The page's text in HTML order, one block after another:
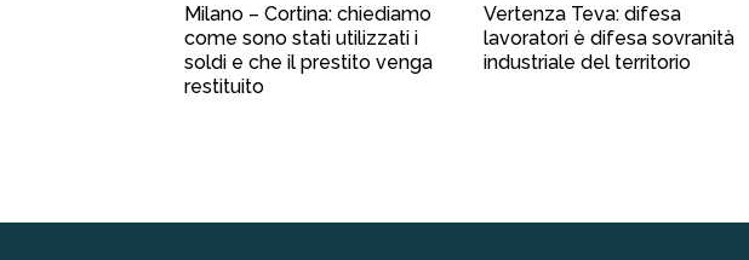
Milano – Cortina: chiediamo
come sono stati utilizzati i
soldi e che il prestito venga
restituito
Vertenza Teva: difesa
lavoratori è difesa sovranità
industriale del territorio